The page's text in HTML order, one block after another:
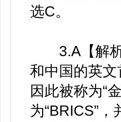
选C。
3.A【解析
和中国的英
因此被称为“
为“BRICS”